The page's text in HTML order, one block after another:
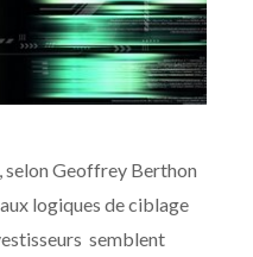
selon Geoffrey Berthon
logiques de ciblage
semblent